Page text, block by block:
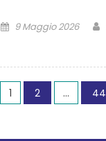
9 Maggio 2026
1 2 … 44